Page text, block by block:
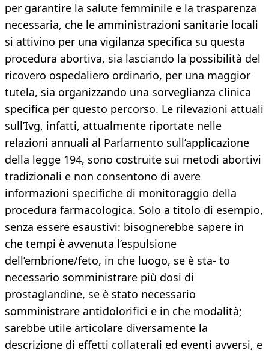
per garantire la salute femminile e la trasparenza
necessaria, che le amministrazioni sanitarie locali
si attivino per una vigilanza specifica su questa
procedura abortiva, sia lasciando la possibilità del
ricovero ospedaliero ordinario, per una maggior
tutela, sia organizzando una sorveglianza clinica
specifica per questo percorso. Le rilevazioni attuali
sull’Ivg, infatti, attualmente riportate nelle
relazioni annuali al Parlamento sull’applicazione
della legge 194, sono costruite sui metodi abortivi
tradizionali e non consentono di avere
informazioni specifiche di monitoraggio della
procedura farmacologica. Solo a titolo di esempio,
senza essere esaustivi: bisognerebbe sapere in
che tempi è avvenuta l’espulsione
dell’embrione/feto, in che luogo, se è sta- to
necessario somministrare più dosi di
prostaglandine, se è stato necessario
somministrare antidolorifici e in che modalità;
sarebbe utile articolare diversamente la
descrizione di effetti collaterali ed eventi avversi, e